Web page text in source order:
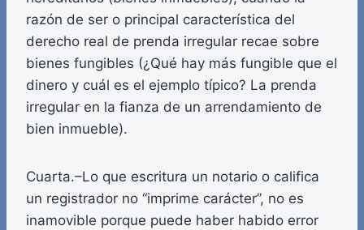
razón de ser o principal característica del
derecho real de prenda irregular recae sobre
bienes fungibles (¿Qué hay más fungible que el
dinero y cuál es el ejemplo típico? La prenda
irregular en la fianza de un arrendamiento de
bien inmueble).
Cuarta.–Lo que escritura un notario o califica
un registrador no “imprime carácter”, no es
inamovible porque puede haber habido error